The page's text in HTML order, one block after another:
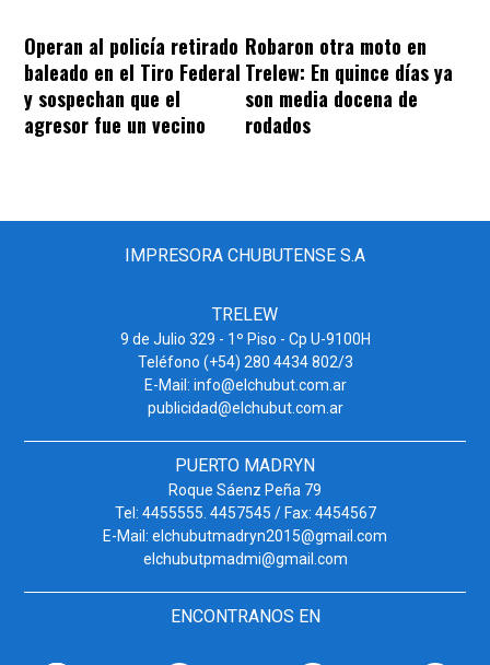
Operan al policía retirado
baleado en el Tiro Federal
y sospechan que el
agresor fue un vecino
Robaron otra moto en
Trelew: En quince días ya
son media docena de
rodados
IMPRESORA CHUBUTENSE S.A
TRELEW
9 de Julio 329 - 1º Piso - Cp U-9100H
Teléfono (+54) 280 4434 802/3
E-Mail: info@elchubut.com.ar
publicidad@elchubut.com.ar
PUERTO MADRYN
Roque Sáenz Peña 79
Tel: 4455555. 4457545 / Fax: 4454567
E-Mail: elchubutmadryn2015@gmail.com
elchubutpmadmi@gmail.com
ENCONTRANOS EN